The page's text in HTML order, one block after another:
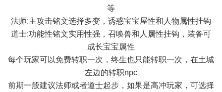
等
法师:主攻击铭文选择多变，诱惑宝宝屋性和人物属性挂钩
道士:功能性铭文实用性强，召唤兽和人属性挂钩，装备可
成长宝宝属性
每个玩家可以免费转职一次，终生也只能转职一次，在土城
左边的转职npc
前期一般建议法师或者道士起步，如果是高冲玩家，可选择